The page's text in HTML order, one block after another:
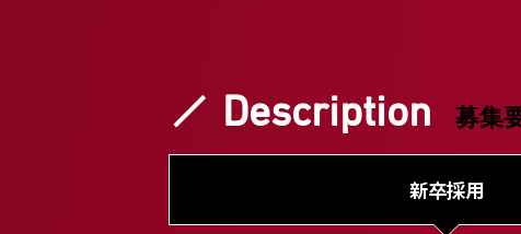
Description 募集
新卒採用